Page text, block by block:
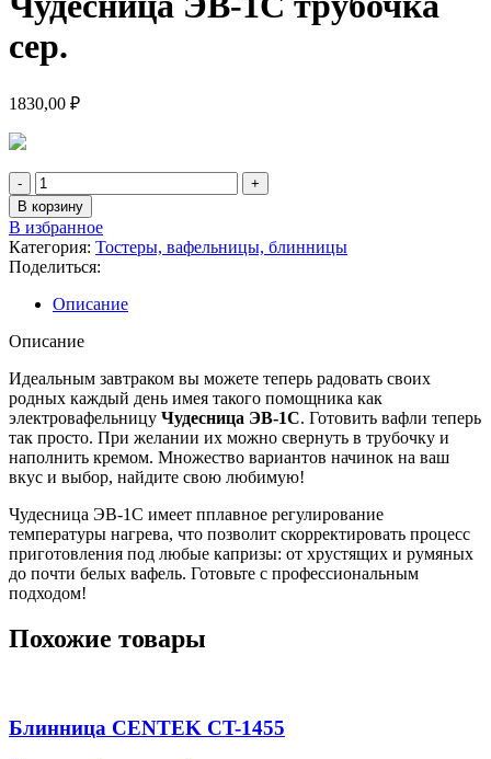
сер.
1830,00 ₽
Количество
товара
Электровафельница
Чудесница
ЭВ-1С
трубочка
сер.
В корзину
В избранное
Категория: Тостеры, вафельницы, блинницы
Поделиться:
Описание
Описание
Идеальным завтраком вы можете теперь радовать своих
родных каждый день имея такого помощника как
электровафельницу Чудесница ЭВ-1С. Готовить вафли теперь
так просто. При желании их можно свернуть в трубочку и
наполнить кремом. Множество вариантов начинок на ваш
вкус и выбор, найдите свою любимую!
Чудесница ЭВ-1С имеет пплавное регулирование
температуры нагрева, что позволит скорректировать процесс
приготовления под любые капризы: от хрустящих и румяных
до почти белых вафель. Готовьте с профессиональным
подходом!
Похожие товары
Блинница CENTEK CT-1455